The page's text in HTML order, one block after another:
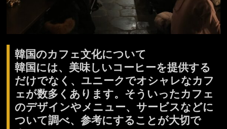
韓国のカフェ文化について
韓国には、美味しいコーヒーを提供する
だけでなく、ユニークでオシャレなカフ
ェが数多くあります。そういったカフェ
のデザインやメニュー、サービスなどに
ついて調べ、参考にすることが大切で